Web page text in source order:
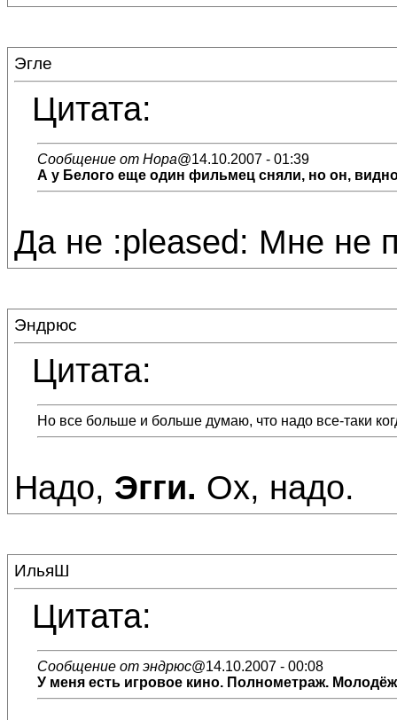
Эгле
Цитата:
Сообщение от Нора@14.10.2007 - 01:39
А у Белого еще один фильмец сняли, но он,
Да не :pleased: Мне не
Эндрюс
Цитата:
Но все больше и больше думаю, что надо все-таки
Надо, Эгги. Ох, надо.
ИльяШ
Цитата:
Сообщение от эндрюс@14.10.2007 - 00:08
У меня есть игровое кино. Полнометраж.